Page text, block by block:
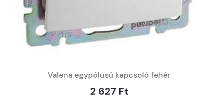
Valena egypólusú kapcsoló fehér
2 627 Ft